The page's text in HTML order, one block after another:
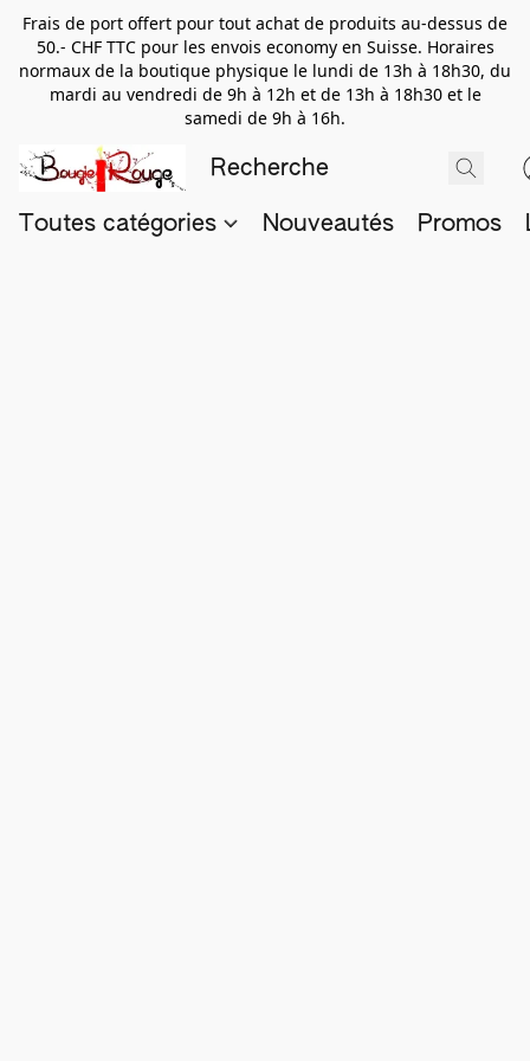
Frais de port offert pour tout achat de produits au-dessus de
50.- CHF TTC pour les envois economy en Suisse. Horaires
normaux de la boutique physique le lundi de 13h à 18h30, du
mardi au vendredi de 9h à 12h et de 13h à 18h30 et le
samedi de 9h à 16h.
Toutes catégories Nouveautés Promos